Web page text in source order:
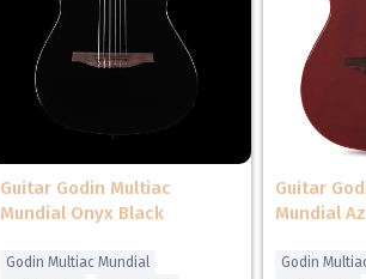
Guitar Godin Multiac
Mundial Onyx Black
Godin Multiac Mundial
Guitar
Mundial
Godin